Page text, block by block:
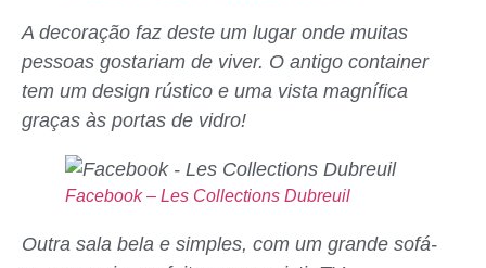
A decoração faz deste um lugar onde muitas
pessoas gostariam de viver. O antigo container
tem um design rústico e uma vista magnífica
graças às portas de vidro!
Facebook – Les Collections Dubreuil
Outra sala bela e simples, com um grande sofá-